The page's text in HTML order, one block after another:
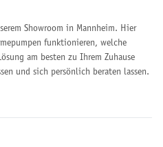
Showroom in Mannheim. Hier
funktionieren, welche
am besten zu Ihrem Zuhause
und sich persönlich beraten lassen.